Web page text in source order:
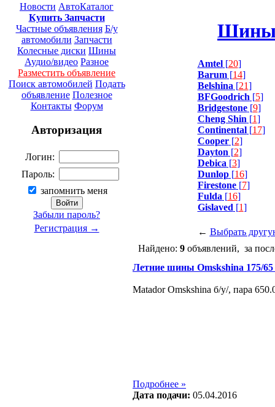
Новости АвтоКаталог
Купить Запчасти
Частные объявления Б/у
автомобили Запчасти
Колесные диски Шины
Аудио/видео Разное
Разместить объявление
Поиск автомобилей Подать
объявление Полезное
Контакты Форум
Авторизация
Логин:
Пароль:
запомнить меня
Забыли пароль?
Регистрация →
Шины
Amtel[20]
Barum[14]
Belshina [21]
BFGoodrich [5]
Bridgestone[9]
Cheng Shin [1]
Continental[17]
Cooper[2]
Dayton [2]
Debica [3]
Dunlop[16]
Firestone[7]
Fulda [16]
Gislaved [1]
← Выбрать
Найдено: 9объявлений, за
Летние шины Omskshina 175/65
Matador Omskshina б/у/, пара
Подробнее »
Дата подачи: 05.04.2016